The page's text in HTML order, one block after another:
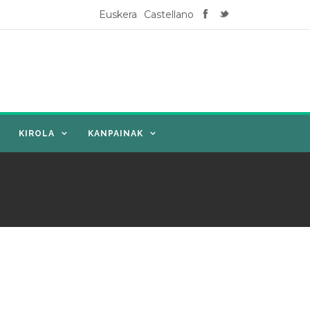
Euskera Castellano
KIROLA KANPAINAK